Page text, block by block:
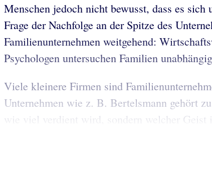
Menschen jedoch nicht bewusst, dass es
Frage der Nachfolge an der Spitze des
Familienunternehmen weitgehend:
Psychologen untersuchen Familien
Viele kleinere Firmen sind
Unternehmen wie z. B. Bertelsmann gehört
wie viel verdient wird, sondern welcher